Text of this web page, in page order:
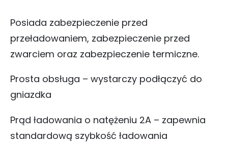
Posiada zabezpieczenie przed
przeładowaniem, zabezpieczenie przed
zwarciem oraz zabezpieczenie termiczne.
Prosta obsługa – wystarczy podłączyć do
gniazdka
Prąd ładowania o natężeniu 2A – zapewnia
standardową szybkość ładowania